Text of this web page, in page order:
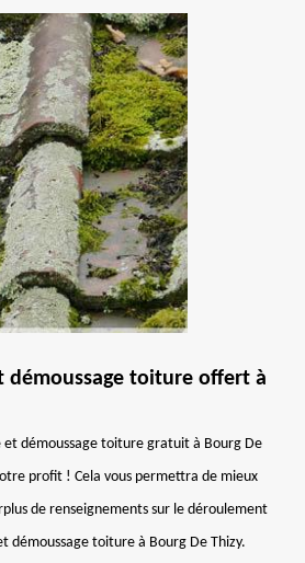
démoussage toiture offert à
et démoussage toiture gratuit à Bourg De
profit ! Cela vous permettra de mieux
de renseignements sur le déroulement
démoussage toiture à Bourg De Thizy.